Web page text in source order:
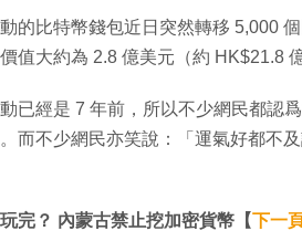
的比特幣錢包近日突然轉移 5,000
值大約為 2.8 億美元（約 HK$21.8 億
已經是 7 年前，所以不少網民都認
而不少網民亦笑說：「運氣好都不
完？ 內蒙古禁止挖加密貨幣【下一